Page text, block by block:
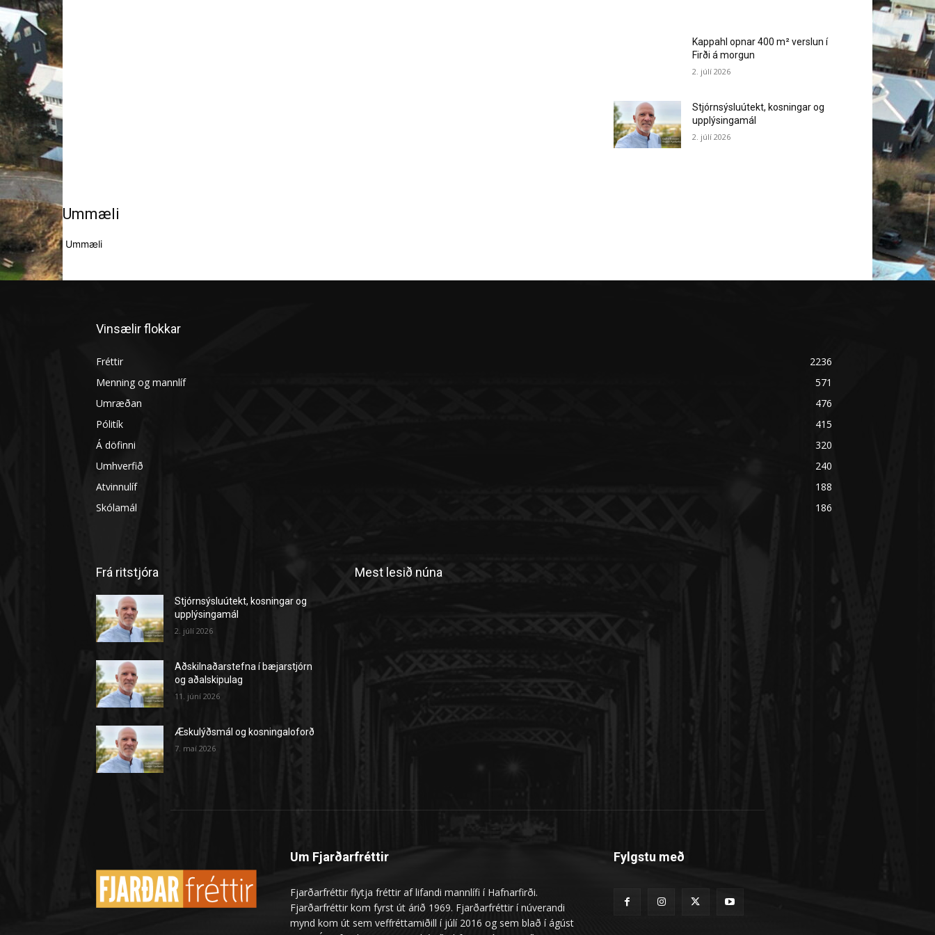
Kappahl opnar 400 m² verslun í
Firði á morgun
2. júlí 2026
Stjórnsýsluútekt, kosningar og
upplýsingamál
2. júlí 2026
Ummæli
Ummæli
Vinsælir flokkar
Fréttir
2236
Menning og mannlíf
571
Umræðan
476
Pólitík
415
Á döfinni
320
Umhverfið
240
Atvinnulíf
188
Skólamál
186
Frá ritstjóra
Stjórnsýsluútekt, kosningar og
upplýsingamál
2. júlí 2026
Aðskilnaðarstefna í bæjarstjórn
og aðalskipulag
11. júní 2026
Æskulýðsmál og kosningaloforð
7. maí 2026
Mest lesið núna
Um Fjarðarfréttir
Fjarðarfréttir flytja fréttir af lifandi mannlífi í Hafnarfirði.
Fjarðarfréttir kom fyrst út árið 1969. Fjarðarfréttir í núverandi
mynd kom út sem veffréttamiðill í júlí 2016 og sem blað í ágúst
Fylgstu með